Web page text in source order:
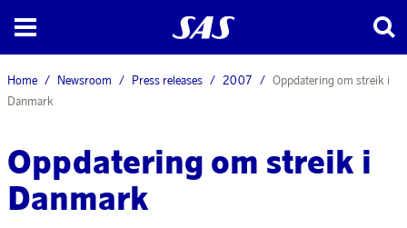
Home Newsroom Press releases 2007
Oppdatering om streik i
Danmark
Oppdatering om streik i
Danmark